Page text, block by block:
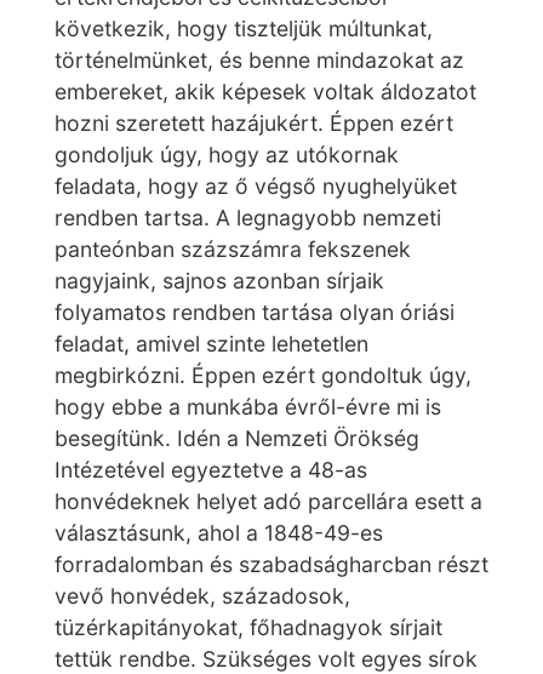
következik, hogy tiszteljük múltunkat,
történelmünket, és benne mindazokat az
embereket, akik képesek voltak áldozatot
hozni szeretett hazájukért. Éppen ezért
gondoljuk úgy, hogy az utókornak
feladata, hogy az ő végső nyughelyüket
rendben tartsa. A legnagyobb nemzeti
panteónban százszámra fekszenek
nagyjaink, sajnos azonban sírjaik
folyamatos rendben tartása olyan óriási
feladat, amivel szinte lehetetlen
megbirkózni. Éppen ezért gondoltuk úgy,
hogy ebbe a munkába évről-évre mi is
besegítünk. Idén a Nemzeti Örökség
Intézetével egyeztetve a 48-as
honvédeknek helyet adó parcellára esett a
választásunk, ahol a 1848-49-es
forradalomban és szabadságharcban részt
vevő honvédek, századosok,
tüzérkapitányokat, főhadnagyok sírjait
tettük rendbe. Szükséges volt egyes sírok